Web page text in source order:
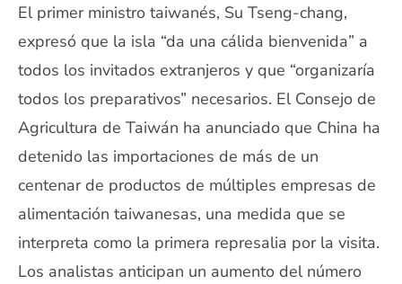
El primer ministro taiwanés, Su Tseng-chang,
expresó que la isla “da una cálida bienvenida” a
todos los invitados extranjeros y que “organizaría
todos los preparativos” necesarios. El Consejo de
Agricultura de Taiwán ha anunciado que China ha
detenido las importaciones de más de un
centenar de productos de múltiples empresas de
alimentación taiwanesas, una medida que se
interpreta como la primera represalia por la visita.
Los analistas anticipan un aumento del número